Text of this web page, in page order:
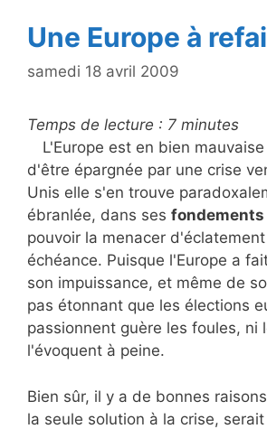
Une Europe à
samedi 18 avril 2009
Temps de lecture : 7 minutes
L'Europe est en bien
d'être épargnée par une crise
Unis elle s'en trouve
ébranlée, dans ses fondements
pouvoir la menacer
échéance. Puisque l'Europe a
son impuissance, et même de
pas étonnant que les élections
passionnent guère les foules, ni
l'évoquent à peine.
Bien sûr, il y a de bonnes
la seule solution à la crise, serait